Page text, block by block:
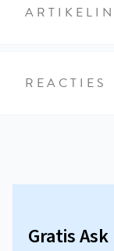
REACTIES
Gratis